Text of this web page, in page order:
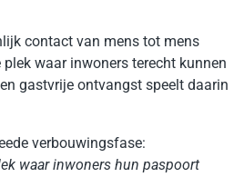
contact van mens tot mens
waar inwoners terecht kunnen
gastvrije ontvangst speelt daarin
verbouwingsfase:
waar inwoners hun paspoort